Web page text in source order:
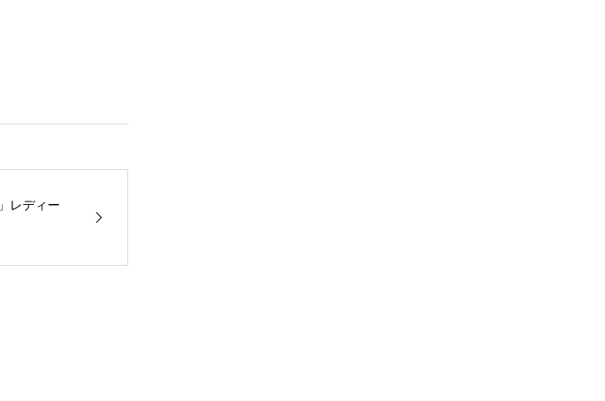
レディー